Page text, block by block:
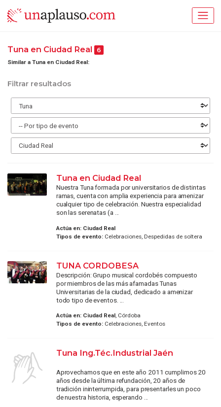
Tuna en Ciudad Real 6
Similar a Tuna en Ciudad Real:
Filtrar resultados
Tuna en Ciudad Real
Nuestra Tuna formada por universitarios de distintas
ramas, cuenta con amplia experiencia para amenizar
cualquier tipo de celebración. Nuestra especialidad
son las serenatas (a ...
Actúa en: Ciudad Real
Tipos de evento:Celebraciones, Despedidas de soltera
TUNA CORDOBESA
Descripción: Grupo musical cordobés compuesto
por miembros de las más afamadas Tunas
Universitarias de la ciudad, dedicado a amenizar
todo tipo de eventos. ...
Actúa en: Ciudad Real, Córdoba
Tipos de evento:Celebraciones, Eventos
Tuna Ing.Téc.Industrial Jaén
Aprovechamos que en este año 2011 cumplimos 20
años desde la última refundación, 20 años de
tradición ininterrumpida, para presentarles un poco
de nuestra historia, esperando ...